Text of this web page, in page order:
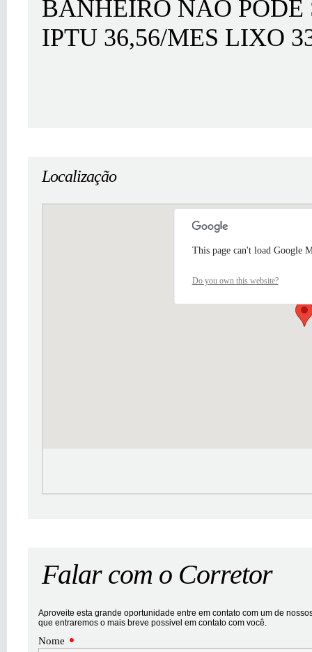
BANHEIRO NAO PODE
IPTU 36,56/MES LIXO
Localização
This page can't load Google
Do you own this website?
Falar com o Corretor
Aproveite esta grande oportunidade entre em contato com um de
que entraremos o mais breve possivel em contato com você.
Nome